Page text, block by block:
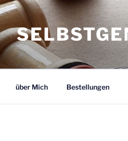
über Mich Bestellungen